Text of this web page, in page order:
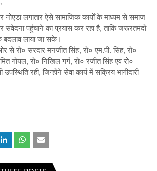
नोएडा लगातार ऐसे सामाजिक कार्यों के माध्यम से समाज
पहुंचाने का प्रयास कर रहा है, ताकि जरूरतमंदों
लाया जा सके।
से रो० सरदार मनजीत सिंह, रो० एम.पी. सिंह, रो०
गोयल, रो० निखिल गर्ग, रो० रंजीत सिंह एवं रो०
रही, जिन्होंने सेवा कार्य में सक्रिय भागीदारी